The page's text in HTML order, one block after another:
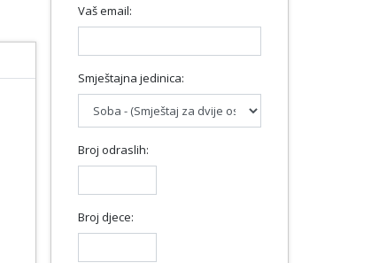
Vaš email:
Smještajna jedinica:
Broj odraslih:
Broj djece: